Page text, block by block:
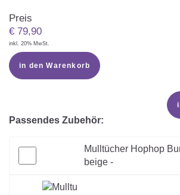
Preis
€ 79,90
inkl. 20% MwSt.
in den Warenkorb
Passendes Zubehör:
Mulltücher Hophop
beige -